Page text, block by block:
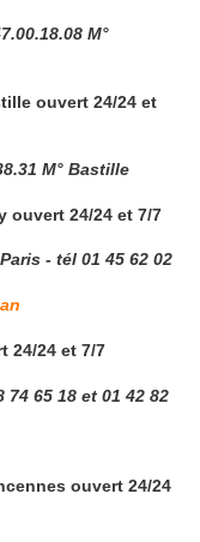
M°
ouvert 24/24 et
M° Bastille
ouvert 24/24 et 7/7
- tél 01 45 62 02
24/24 et 7/7
65 18 et 01 42 82
ouvert 24/24